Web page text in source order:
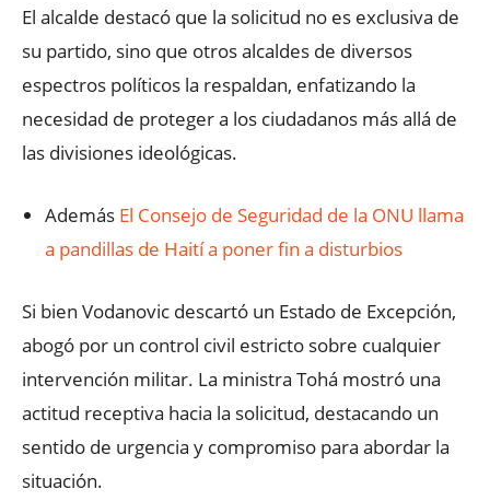
El alcalde destacó que la solicitud no es exclusiva de
su partido, sino que otros alcaldes de diversos
espectros políticos la respaldan, enfatizando la
necesidad de proteger a los ciudadanos más allá de
las divisiones ideológicas.
Además El Consejo de Seguridad de la ONU llama
a pandillas de Haití a poner fin a disturbios
Si bien Vodanovic descartó un Estado de Excepción,
abogó por un control civil estricto sobre cualquier
intervención militar. La ministra Tohá mostró una
actitud receptiva hacia la solicitud, destacando un
sentido de urgencia y compromiso para abordar la
situación.